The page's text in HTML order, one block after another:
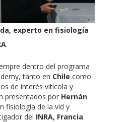
experto en fisiología
.
dentro del programa
tanto en Chile como
de interés vitícola y
presentados por Hernán
fisiología de la vid y
del INRA, Francia.